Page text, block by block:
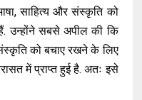
साहित्य और संस्कृति को
उन्होंने सबसे अपील की कि
को बचाए रखने के लिए
में प्राप्त हुई है. अतः इसे